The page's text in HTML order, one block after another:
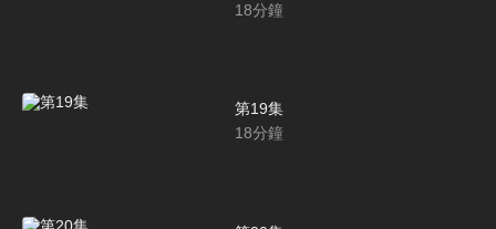
18分鐘
第19集
18分鐘